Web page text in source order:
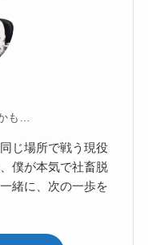
も…
じ場所で戦う現役
僕が本気で社畜脱
緒に、次の一歩を